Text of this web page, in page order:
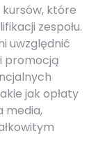
które
zespołu.
uwzględnić
promocją
jak opłaty
media,